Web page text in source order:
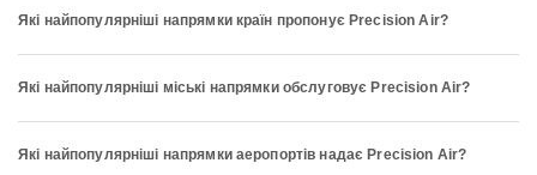
Які найпопулярніші напрямки країн пропонує Precision Air?
Які найпопулярніші міські напрямки обслуговує Precision Air?
Які найпопулярніші напрямки аеропортів надає Precision Air?